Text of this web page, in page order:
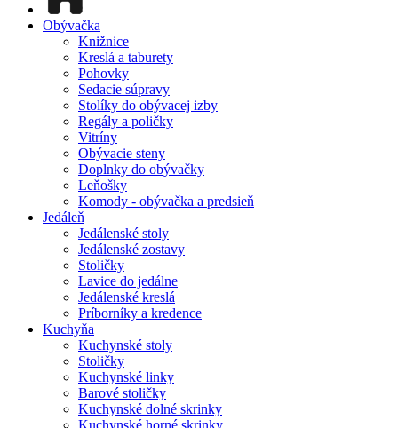
Obývačka
Knižnice
Kreslá a taburety
Pohovky
Sedacie súpravy
Stolíky do obývacej izby
Regály a poličky
Vitríny
Obývacie steny
Doplnky do obývačky
Leňošky
Komody - obývačka a predsieň
Jedáleň
Jedálenské stoly
Jedálenské zostavy
Stoličky
Lavice do jedálne
Jedálenské kreslá
Príborníky a kredence
Kuchyňa
Kuchynské stoly
Stoličky
Kuchynské linky
Barové stoličky
Kuchynské dolné skrinky
Kuchynské horné skrinky